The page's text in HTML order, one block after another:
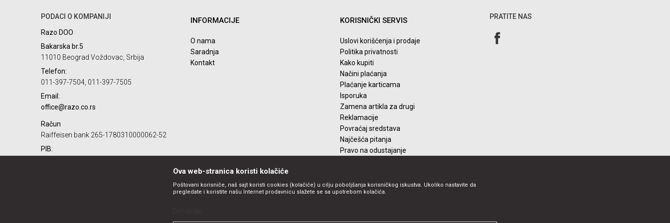
POŠALJI
PODACI O KOMPANIJI
Razo DOO
Bakarska br.5
11010 Beograd Voždovac, Srbija
Telefon:
011-397-7504, 011-397-7505
Email:
office@razo.co.rs
Račun
Raiffeisen bank 265-1780310000062-52
PIB:
INFORMACIJE
O nama
Saradnja
Kontakt
KORISNIČKI SERVIS
Uslovi korišćenja i prodaje
Politika privatnosti
Kako kupiti
Načini plaćanja
Plaćanje karticama
Isporuka
Zamena artikla za drugi
Reklamacije
Povraćaj sredstava
Najčešća pitanja
Pravo na odustajanje
PRATITE NAS
Ova web-stranica koristi kolačiće
Poštovani korisniče, naš sajt koristi cookies (kolačiće) u cilju poboljšanja korisničkog iskustva. Ukoliko nastavite da
pregledate i koristite našu Internet prodavnicu slažete se sa upotrebom kolačića.